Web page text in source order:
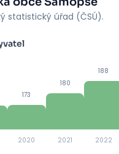
statistický úřad (ČSÚ).
173
2020
180
2021
188
2022